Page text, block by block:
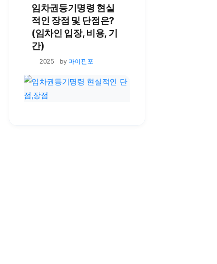
임차권등기명령 현실
적인 장점 및 단점은?
(임차인 입장, 비용, 기
간)
by 마이핀포